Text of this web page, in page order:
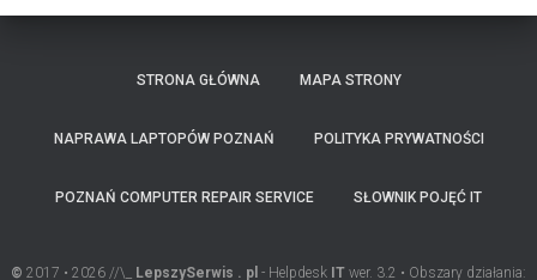
STRONA GŁÓWNA MAPA STRONY
NAPRAWA LAPTOPÓW POZNAŃ POLITYKA PRYWATNOŚCI
POZNAŃ COMPUTER REPAIR SERVICE SŁOWNIK POJĘĆ IT
© 2017 • 2026 //\_ LepszySerwis . pl - Helpdesk IT wer. 3.2 • Obszary działania: